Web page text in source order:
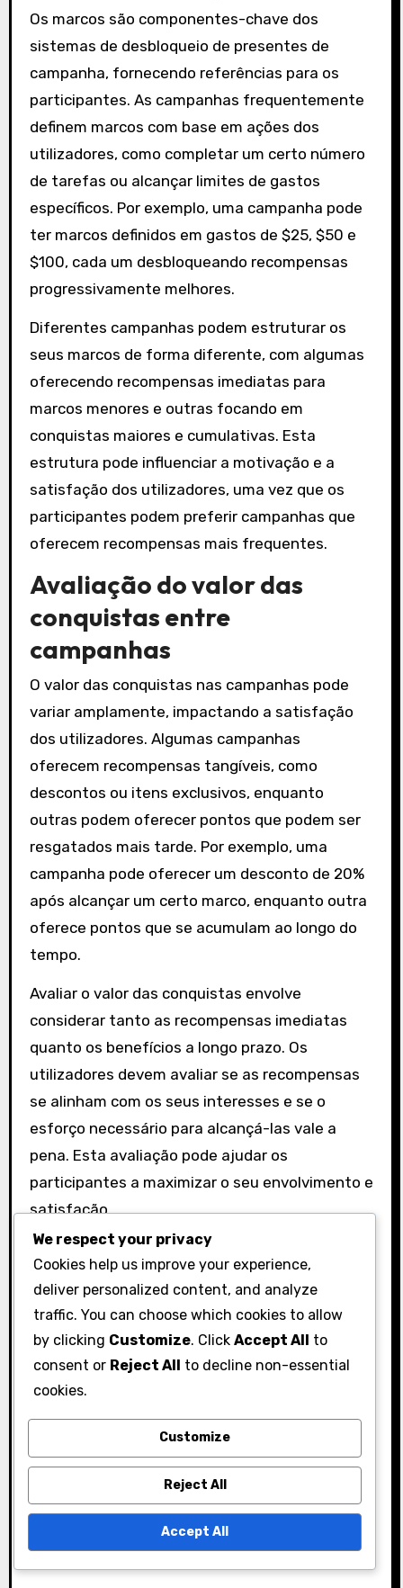
Os marcos são componentes-chave dos
sistemas de desbloqueio de presentes de
campanha, fornecendo referências para os
participantes. As campanhas frequentemente
definem marcos com base em ações dos
utilizadores, como completar um certo número
de tarefas ou alcançar limites de gastos
específicos. Por exemplo, uma campanha pode
ter marcos definidos em gastos de $25, $50 e
$100, cada um desbloqueando recompensas
progressivamente melhores.
Diferentes campanhas podem estruturar os
seus marcos de forma diferente, com algumas
oferecendo recompensas imediatas para
marcos menores e outras focando em
conquistas maiores e cumulativas. Esta
estrutura pode influenciar a motivação e a
satisfação dos utilizadores, uma vez que os
participantes podem preferir campanhas que
oferecem recompensas mais frequentes.
Avaliação do valor das
conquistas entre
campanhas
O valor das conquistas nas campanhas pode
variar amplamente, impactando a satisfação
dos utilizadores. Algumas campanhas
oferecem recompensas tangíveis, como
descontos ou itens exclusivos, enquanto
outras podem oferecer pontos que podem ser
resgatados mais tarde. Por exemplo, uma
campanha pode oferecer um desconto de 20%
após alcançar um certo marco, enquanto outra
oferece pontos que se acumulam ao longo do
tempo.
Avaliar o valor das conquistas envolve
considerar tanto as recompensas imediatas
quanto os benefícios a longo prazo. Os
utilizadores devem avaliar se as recompensas
se alinham com os seus interesses e se o
esforço necessário para alcançá-las vale a
pena. Esta avaliação pode ajudar os
participantes a maximizar o seu envolvimento e
satisfação.
Avaliações de satisfação
dos utilizadores e feedback
As avaliações de satisfação dos utilizadores
frequentemente refletem a eficácia do sistema
de desbloqueio de presentes de campanha. O
feedback pode indicar quão bem os
participantes sentem que os seus esforços são
recompensados e se a campanha atende às
suas expectativas. Inquéritos e análises
geralmente destacam aspectos como
facilidade de participação, clareza dos
We respect your privacy
Cookies help us improve your experience,
deliver personalized content, and analyze
traffic. You can choose which cookies to allow
by clicking Customize. Click Accept All to
consent or Reject All to decline non-essential
cookies.
Customize
Reject All
Accept All